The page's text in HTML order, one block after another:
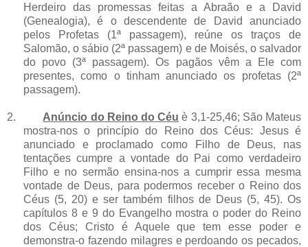
Herdeiro das promessas feitas a Abraão e a David
(Genealogia), é o descendente de David anunciado
pelos Profetas (1ª passagem), reúne os traços de
Salomão, o sábio (2ª passagem) e de Moisés, o salvador
do povo (3ª passagem). Os pagãos vêm a Ele com
presentes, como o tinham anunciado os profetas (2ª
passagem).
2. Anúncio do Reino do Céu è 3,1-25,46; São Mateus
mostra-nos o princípio do Reino dos Céus: Jesus é
anunciado e proclamado como Filho de Deus, nas
tentações cumpre a vontade do Pai como verdadeiro
Filho e no sermão ensina-nos a cumprir essa mesma
vontade de Deus, para podermos receber o Reino dos
Céus (5, 20) e ser também filhos de Deus (5, 45). Os
capítulos 8 e 9 do Evangelho mostra o poder do Reino
dos Céus; Cristo é Aquele que tem esse poder e
demonstra-o fazendo milagres e perdoando os pecados,